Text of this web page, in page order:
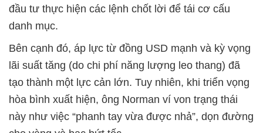
đầu tư thực hiện các lệnh chốt lời để tái cơ cấu
danh mục.
Bên cạnh đó, áp lực từ đồng USD mạnh và kỳ vọng
lãi suất tăng (do chi phí năng lượng leo thang) đã
tạo thành một lực cản lớn. Tuy nhiên, khi triển vọng
hòa bình xuất hiện, ông Norman ví von trạng thái
này như việc “phanh tay vừa được nhả”, dọn đường